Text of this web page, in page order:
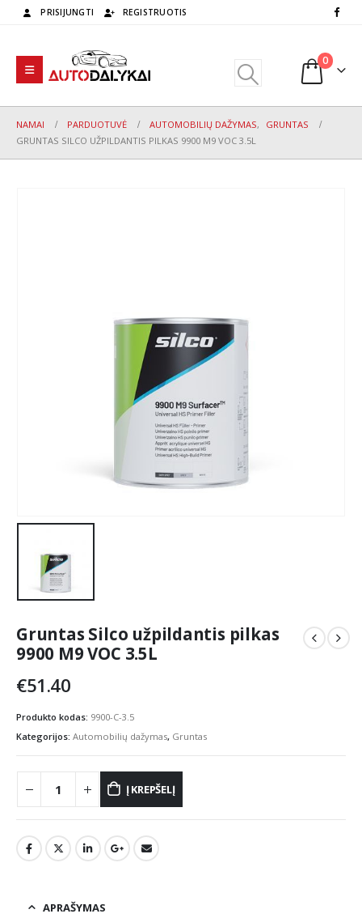
PRISIJUNGTI REGISTRUOTIS
0
NAMAI PARDUOTUVĖ AUTOMOBILIŲ DAŽYMAS,
GRUNTAS
GRUNTAS SILCO UŽPILDANTIS PILKAS 9900 M9 VOC 3.5L
Gruntas Silco užpildantis pilkas
9900 M9 VOC 3.5L
€51.40
Produkto kodas: 9900-C-3.5
Kategorijos: Automobilių dažymas, Gruntas
Į KREPŠELĮ
APRAŠYMAS